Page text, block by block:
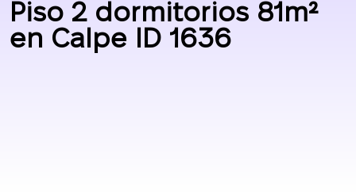
Piso 2 dormitorios 81m²
en Calpe ID 1636